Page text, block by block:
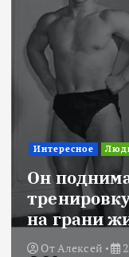
Интересное
Он
на грани
ОтАлексей